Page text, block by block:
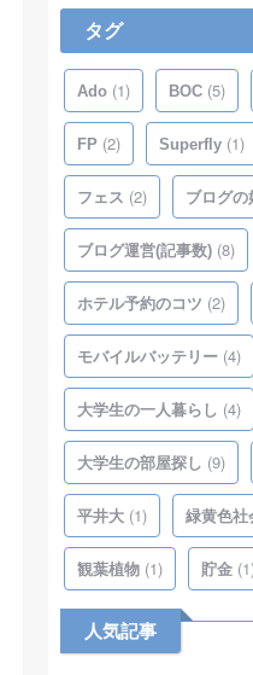
タグ
Ado (1) BOC (5)
FP (2) Superfly (1)
フェス (2) ブログの
ブログ運営(記事数) (8)
ホテル予約のコツ (2)
モバイルバッテリー (4)
大学生の一人暮らし (4)
大学生の部屋探し (9)
平井大 (1) 緑黄色社
観葉植物 (1) 貯金
人気記事